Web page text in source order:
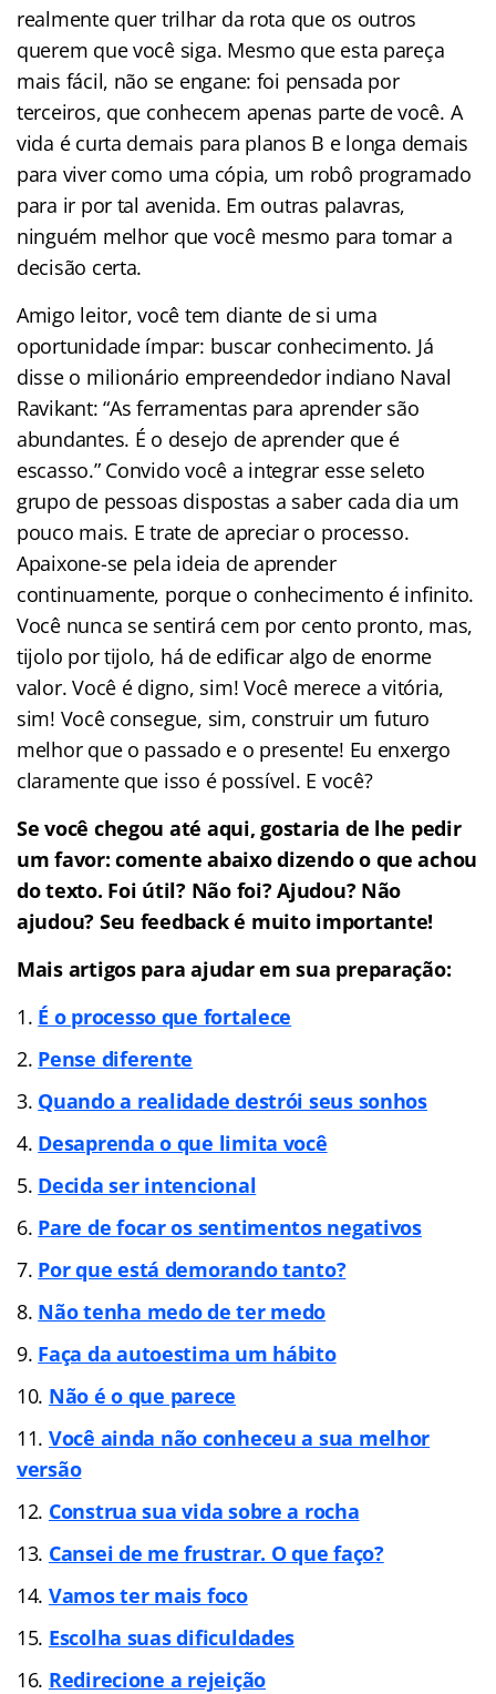
realmente quer trilhar da rota que os outros
querem que você siga. Mesmo que esta pareça
mais fácil, não se engane: foi pensada por
terceiros, que conhecem apenas parte de você. A
vida é curta demais para planos B e longa demais
para viver como uma cópia, um robô programado
para ir por tal avenida. Em outras palavras,
ninguém melhor que você mesmo para tomar a
decisão certa.
Amigo leitor, você tem diante de si uma
oportunidade ímpar: buscar conhecimento. Já
disse o milionário empreendedor indiano Naval
Ravikant: “As ferramentas para aprender são
abundantes. É o desejo de aprender que é
escasso.” Convido você a integrar esse seleto
grupo de pessoas dispostas a saber cada dia um
pouco mais. E trate de apreciar o processo.
Apaixone-se pela ideia de aprender
continuamente, porque o conhecimento é infinito.
Você nunca se sentirá cem por cento pronto, mas,
tijolo por tijolo, há de edificar algo de enorme
valor. Você é digno, sim! Você merece a vitória,
sim! Você consegue, sim, construir um futuro
melhor que o passado e o presente! Eu enxergo
claramente que isso é possível. E você?
Se você chegou até aqui, gostaria de lhe pedir
um favor: comente abaixo dizendo o que achou
do texto. Foi útil? Não foi? Ajudou? Não
ajudou? Seu feedback é muito importante!
Mais artigos para ajudar em sua preparação:
É o processo que fortalece
Pense diferente
Quando a realidade destrói seus sonhos
Desaprenda o que limita você
Decida ser intencional
Pare de focar os sentimentos negativos
Por que está demorando tanto?
Não tenha medo de ter medo
Faça da autoestima um hábito
Não é o que parece
Você ainda não conheceu a sua melhor
versão
Construa sua vida sobre a rocha
Cansei de me frustrar. O que faço?
Vamos ter mais foco
Escolha suas dificuldades
Redirecione a rejeição